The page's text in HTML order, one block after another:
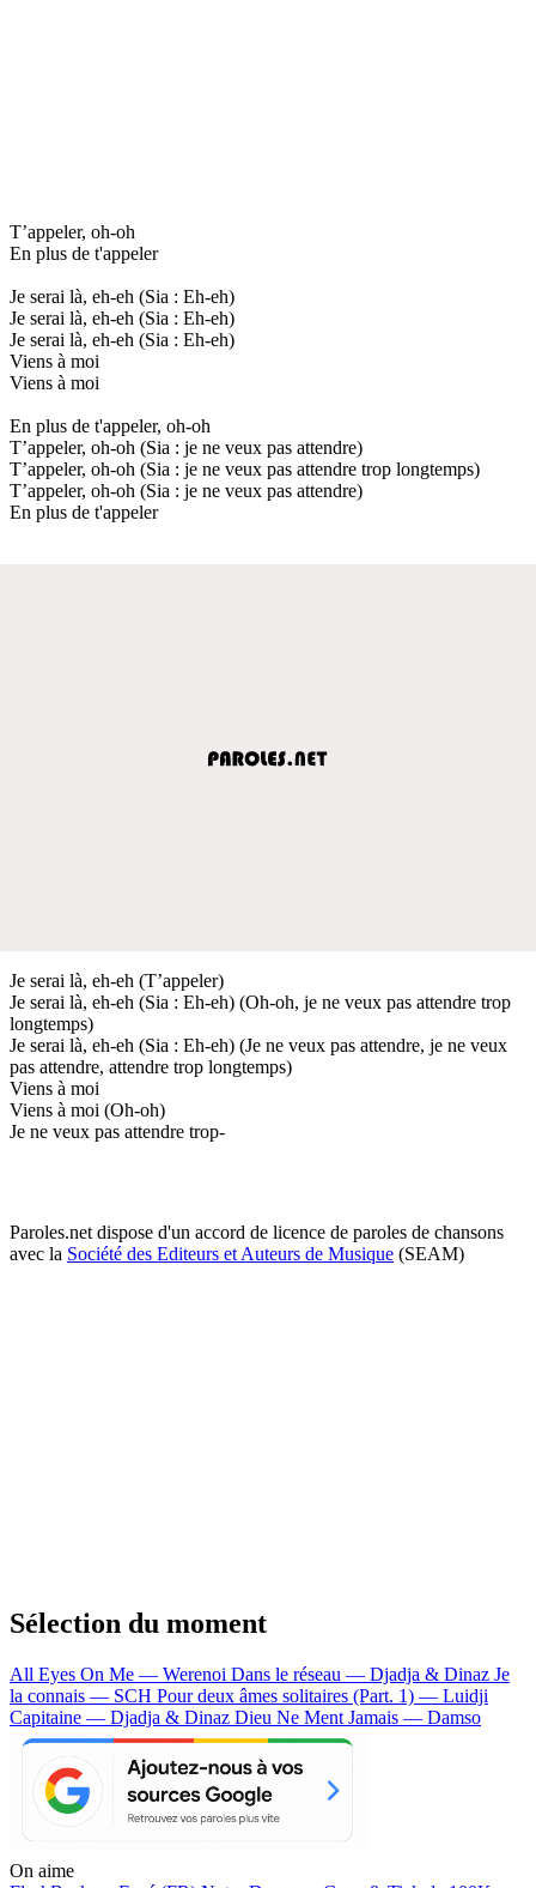
T’appeler, oh-oh
En plus de t'appeler
Je serai là, eh-eh (Sia : Eh-eh)
Je serai là, eh-eh (Sia : Eh-eh)
Je serai là, eh-eh (Sia : Eh-eh)
Viens à moi
Viens à moi
En plus de t'appeler, oh-oh
T’appeler, oh-oh (Sia : je ne veux pas attendre)
T’appeler, oh-oh (Sia : je ne veux pas attendre trop longtemps)
T’appeler, oh-oh (Sia : je ne veux pas attendre)
En plus de t'appeler
Je serai là, eh-eh (T’appeler)
Je serai là, eh-eh (Sia : Eh-eh) (Oh-oh, je ne veux pas attendre trop
longtemps)
Je serai là, eh-eh (Sia : Eh-eh) (Je ne veux pas attendre, je ne veux
pas attendre, attendre trop longtemps)
Viens à moi
Viens à moi (Oh-oh)
Je ne veux pas attendre trop-
Paroles.net dispose d'un accord de licence de paroles de chansons
avec la Société des Editeurs et Auteurs de Musique (SEAM)
Sélection du moment
All Eyes On Me — Werenoi Dans le réseau — Djadja & Dinaz Je
la connais — SCH Pour deux âmes solitaires (Part. 1) — Luidji
Capitaine — Djadja & Dinaz Dieu Ne Ment Jamais — Damso
On aime